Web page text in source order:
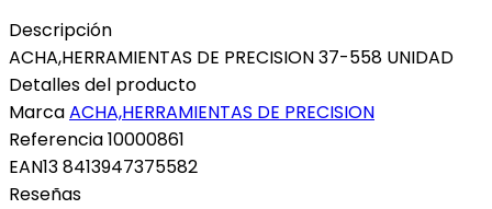
Descripción
ACHA,HERRAMIENTAS DE PRECISION 37-558 UNIDAD
Detalles del producto
MarcaACHA,HERRAMIENTAS DE PRECISION
Referencia10000861
EAN138413947375582
Reseñas